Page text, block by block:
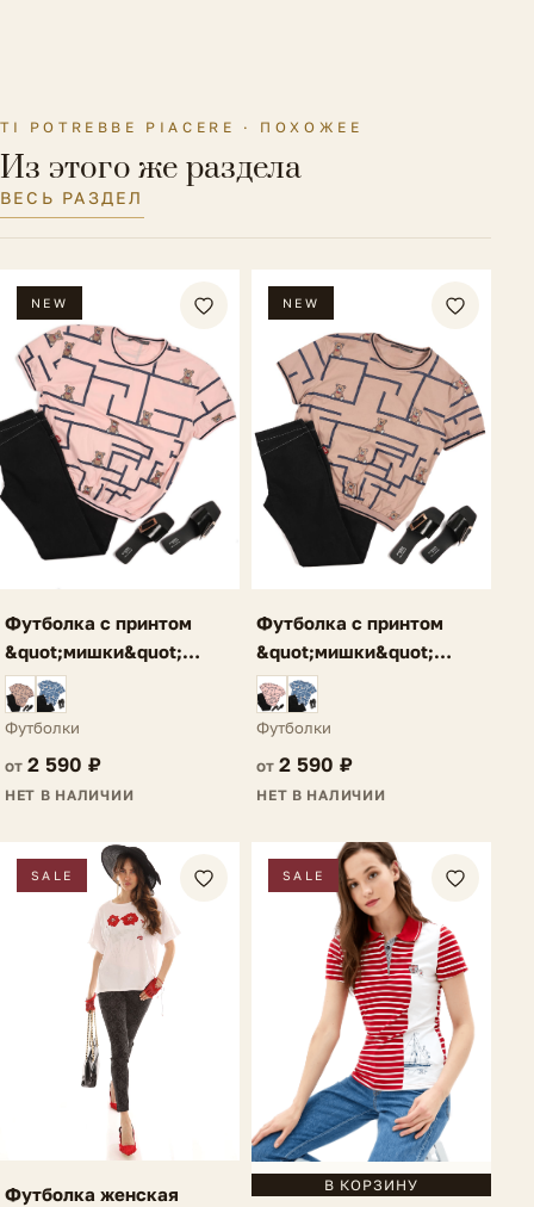
TI POTREBBE PIACERE · ПОХОЖЕЕ
Из этого же раздела
ВЕСЬ РАЗДЕЛ
NEW
Футболка с принтом
&quot;мишки&quot;
розовая Lebia
Футболки
от 2 590 ₽
НЕТ В НАЛИЧИИ
NEW
Футболка с принтом
&quot;мишки&quot;
коричневая Lebia
Футболки
от2 590 ₽
НЕТ В НАЛИЧИИ
SALE
Футболка женская
SALE
В КОРЗИНУ